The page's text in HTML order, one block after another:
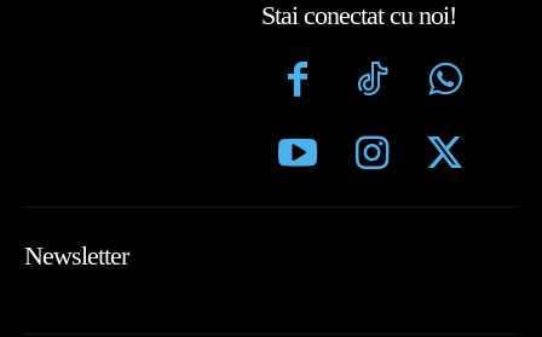
Stai conectat cu noi!
Newsletter